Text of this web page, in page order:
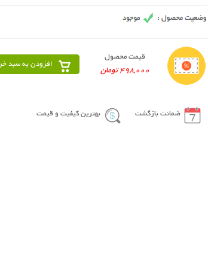
قیمت محصول
498,000 تومان
افزودن به سبد
ضمانت بازگشت بهترین کیفیت و قیمت